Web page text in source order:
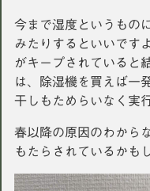
今まで湿度というもの
みたりするといいです
がキープされていると
は、除湿機を買えば一
干しもためらいなく実
春以降の原因のわから
もたらされているかも